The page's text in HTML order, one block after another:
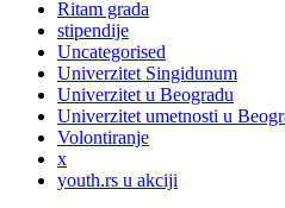
Ritam grada
stipendije
Uncategorised
Univerzitet Singidunum
Univerzitet u Beogradu
Univerzitet umetnosti u
Volontiranje
x
youth.rs u akciji